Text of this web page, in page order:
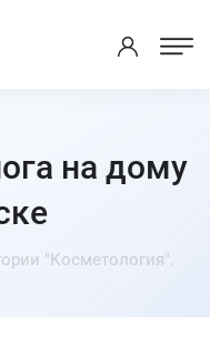
на дому
"Косметология".